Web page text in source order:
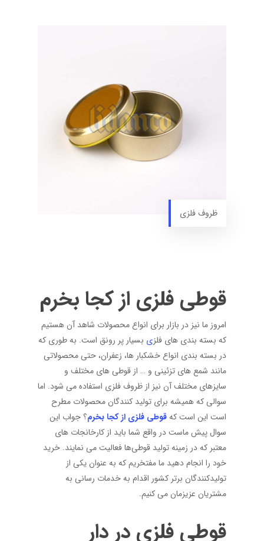
ظروف فلزی
قوطی فلزی از کجا بخرم
امروز ما نیز در بازار برای انواع محصولات شاهد آن هستیم
که بسته بندی های فلزی بسیار پر رونق است. به طوری که
در بسته بندی انواع خشکبار ها، زعفران، حتی محصولاتی
مانند شمع های تزئینی و … از قوطی های مختلف و
سایزهای مختلف آن نیز از ظروف فلزی استفاده می شود. اما
سوالی که همیشه برای تولید کنندگان محصولات مطرح
است این است کهقوطی فلزی از کجا بخرم؟ جواب این
سوال پیش ماست در واقع شما باید از کارخانجات های
معتبر که در زمینه تولید قوطی‌ها فعالیت می نمایند. خرید
خود را انجام دهید ما مفتخریم که به عنوان یکی از
تولیدکنندگان برتر کشور اقدام به خدمات رسانی به
مشتریان عزیزمان می کنیم.
قوطی فلزی در دار